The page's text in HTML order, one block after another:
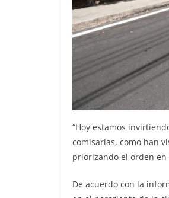
“Hoy estamos
comisarías, como han
priorizando el orden en
De acuerdo con la